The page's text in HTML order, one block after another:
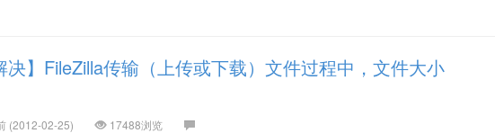
决】FileZilla传输（上传或下载）文件过程中，文件大小
(2012-02-25) 17488浏览